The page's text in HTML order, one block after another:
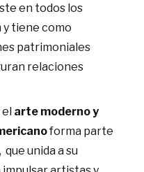
en todos los
y tiene como
patrimoniales
relaciones
arte moderno y
forma parte
unida a su